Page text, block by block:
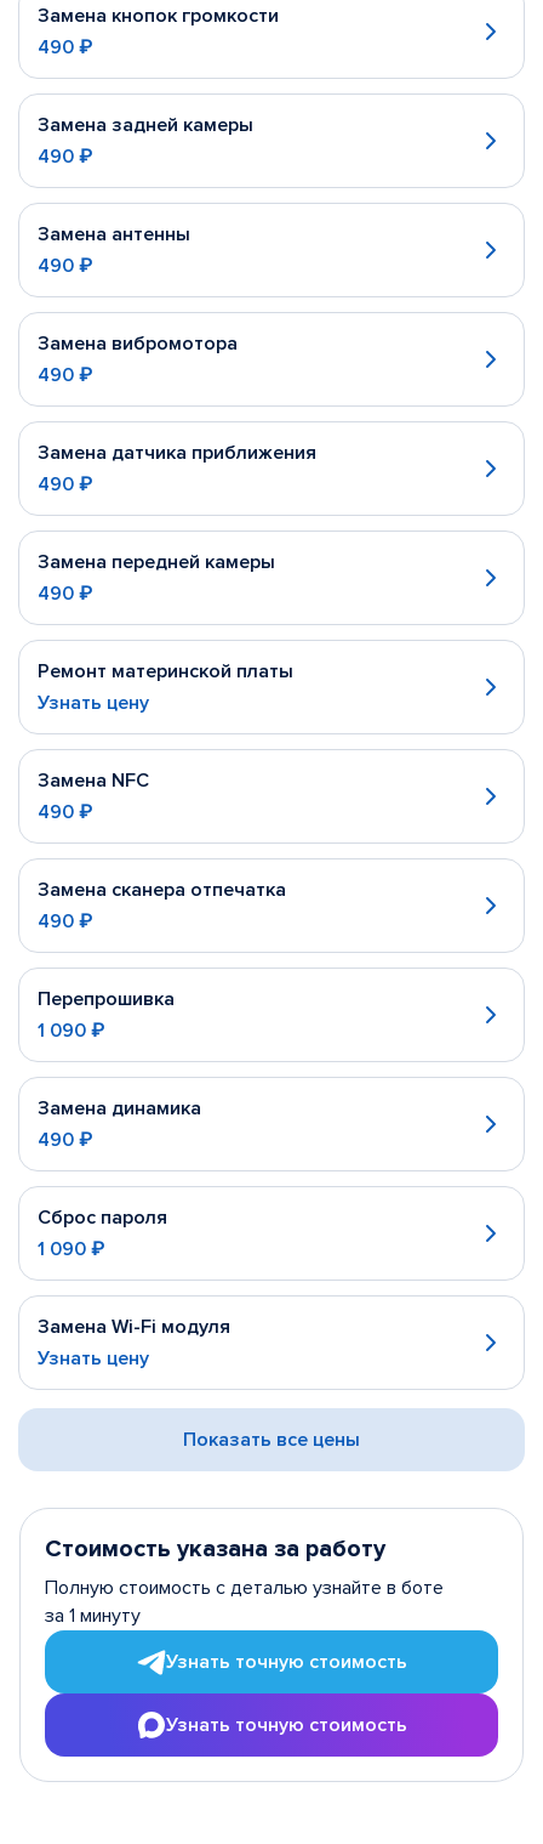
Замена кнопок громкости
490 ₽
Замена задней камеры
490 ₽
Замена антенны
490 ₽
Замена вибромотора
490 ₽
Замена датчика приближения
490 ₽
Замена передней камеры
490 ₽
Ремонт материнской платы
Узнать цену
Замена NFC
490 ₽
Замена сканера отпечатка
490 ₽
Перепрошивка
1 090 ₽
Замена динамика
490 ₽
Сброс пароля
1 090 ₽
Замена Wi-Fi модуля
Узнать цену
Показать все цены
Стоимость указана за работу
Полную стоимость с деталью узнайте в боте
за 1 минуту
Узнать точную стоимость
Узнать точную стоимость